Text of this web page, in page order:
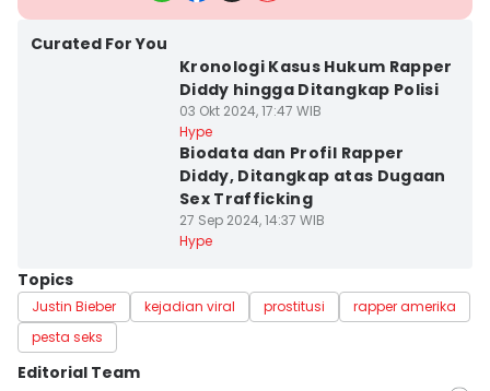
Curated For You
Kronologi Kasus Hukum Rapper
Diddy hingga Ditangkap Polisi
03 Okt 2024, 17:47 WIB
Hype
Biodata dan Profil Rapper
Diddy, Ditangkap atas Dugaan
Sex Trafficking
27 Sep 2024, 14:37 WIB
Hype
Topics
Justin Bieber kejadian viral prostitusi
rapper amerika
pesta seks
Editorial Team